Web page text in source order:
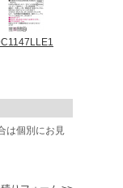
は個別にお見